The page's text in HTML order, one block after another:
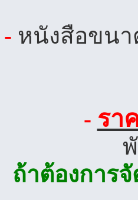
- หนังสือขนา
- รา
ถ้าต้องการ